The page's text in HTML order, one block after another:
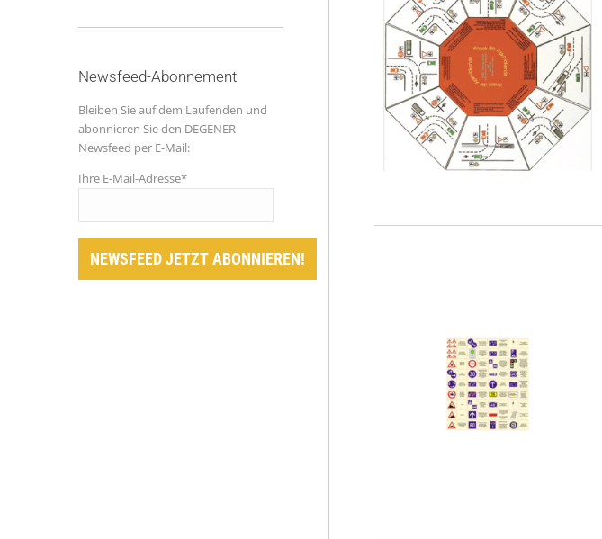
Newsfeed-Abonnement
Bleiben Sie auf dem Laufenden und
abonnieren Sie den DEGENER
Newsfeed per E-Mail:
Ihre E-Mail-Adresse*